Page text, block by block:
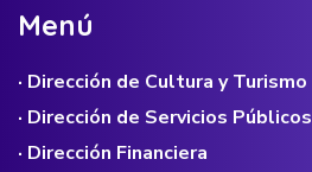
Menú
· Dirección de Cultura y Turismo
· Dirección de Servicios Públicos
· Dirección Financiera